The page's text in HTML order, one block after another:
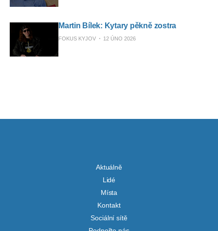
Martin Bílek: Kytary pěkně zostra
FOKUS KYJOV 12 ÚNO 2026
Aktuálně
Lidé
Místa
Kontakt
Sociální sítě